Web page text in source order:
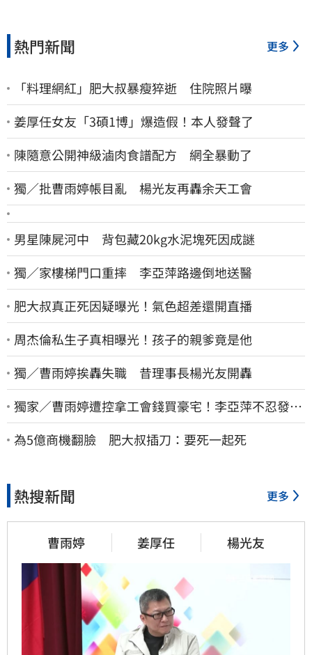
熱門新聞 更多
「料理網紅」肥大叔暴瘦猝逝 住院照片曝
姜厚任女友「3碩1博」爆造假！本人發聲了
陳隨意公開神級滷肉食譜配方 網全暴動了
獨／批曹雨婷帳目亂 楊光友再轟余天工會
男星陳屍河中 背包藏20kg水泥塊死因成謎
獨／家樓梯門口重摔 李亞萍路邊倒地送醫
肥大叔真正死因疑曝光！氣色超差還開直播
周杰倫私生子真相曝光！孩子的親爹竟是他
獨／曹雨婷挨轟失職 昔理事長楊光友開轟
獨家／曹雨婷遭控拿工會錢買豪宅！李亞萍不忍發
聲：余天管工會都貼錢
為5億商機翻臉 肥大叔插刀：要死一起死
熱搜新聞 更多
曹雨婷 姜厚任 楊光友